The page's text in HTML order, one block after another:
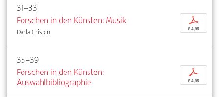
31–33
Forschen in den Künsten: Musik
Darla Crispin
p
€ 4,95
35–39
Forschen in den Künsten:
Auswahlbibliographie
p
€ 4,95